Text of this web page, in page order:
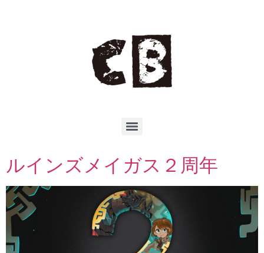
ルインズメイガス２周年